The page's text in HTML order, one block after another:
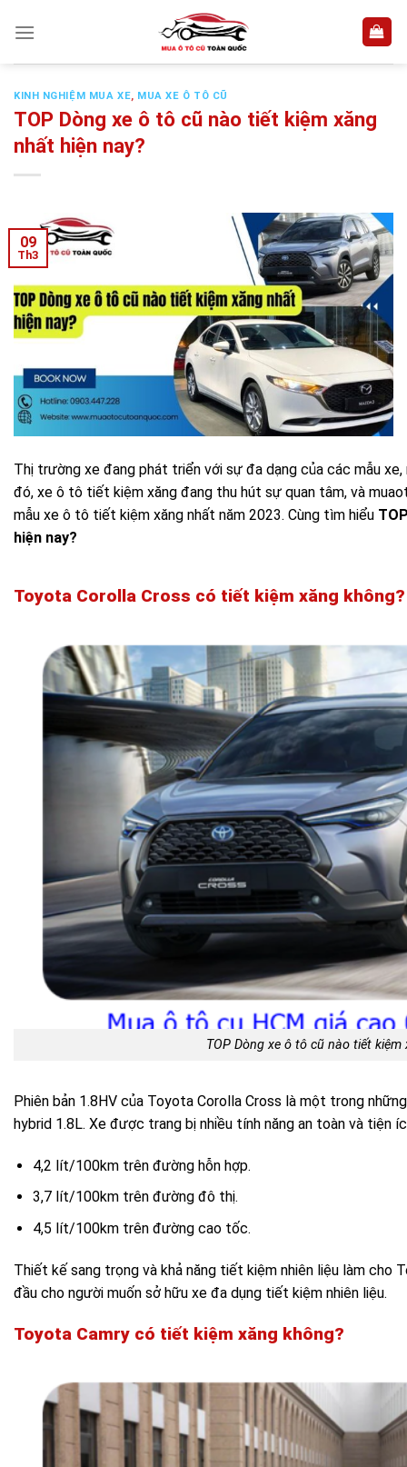
KINH NGHIỆM MUA XE, MUA XE Ô TÔ CŨ
TOP Dòng xe ô tô cũ nào tiết kiệm xăng
nhất hiện nay?
09
Th3
Thị trường xe đang phát triển với sự đa dạng của các mẫu
đó, xe ô tô tiết kiệm xăng đang thu hút sự quan tâm, và
mẫu xe ô tô tiết kiệm xăng nhất năm 2023. Cùng tìm hiểu
hiện nay?
Toyota Corolla Cross có tiết kiệm xăng không?
TOP Dòng xe ô tô cũ nào tiết
Phiên bản 1.8HV của Toyota Corolla Cross là một trong
hybrid 1.8L. Xe được trang bị nhiều tính năng an toàn và tiện
4,2 lít/100km trên đường hỗn hợp.
3,7 lít/100km trên đường đô thị.
4,5 lít/100km trên đường cao tốc.
Thiết kế sang trọng và khả năng tiết kiệm nhiên liệu làm cho
đầu cho người muốn sở hữu xe đa dụng tiết kiệm nhiên liệu.
Toyota Camry có tiết kiệm xăng không?